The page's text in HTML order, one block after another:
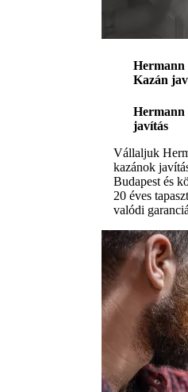
Hermann
Kazán
Hermann
javítás
Vállaljuk
kazánok
Budapest és
20 éves
valódi